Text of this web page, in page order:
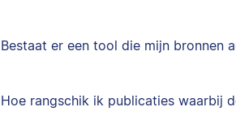
Bestaat er een tool die mijn bronnen
Hoe rangschik ik publicaties waarbij